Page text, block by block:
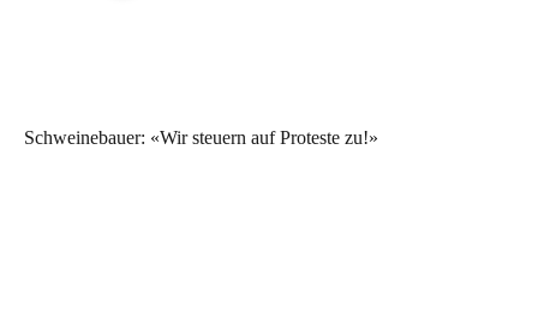
Schweinebauer: «Wir steuern auf Proteste zu!»